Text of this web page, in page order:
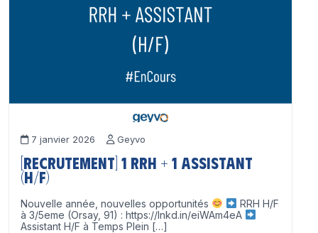
7 janvier 2026 Geyvo
[Recrutement] 1 RRH + 1 Assistant
(H/F)
Nouvelle année, nouvelles opportunités
RRH H/F
à 3/5eme (Orsay, 91) : https://lnkd.in/eiWAm4eA
Assistant H/F à Temps Plein […]